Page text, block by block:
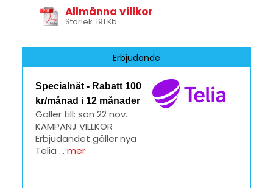
Allmänna villkor
Storlek: 191 Kb
Erbjudande
Specialnät - Rabatt 100
kr/månad i 12 månader
Gäller till: sön 22 nov.
KAMPANJ VILLKOR
Erbjudandet gäller nya
Telia ... mer